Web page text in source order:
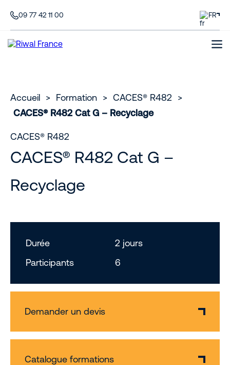
09 77 42 11 00 FR
Accueil > Formation > CACES® R482
>
CACES® R482 Cat G – Recyclage
CACES® R482
CACES® R482 Cat G –
Recyclage
Durée
2 jours
Participants
6
Demander un devis
Catalogue formations